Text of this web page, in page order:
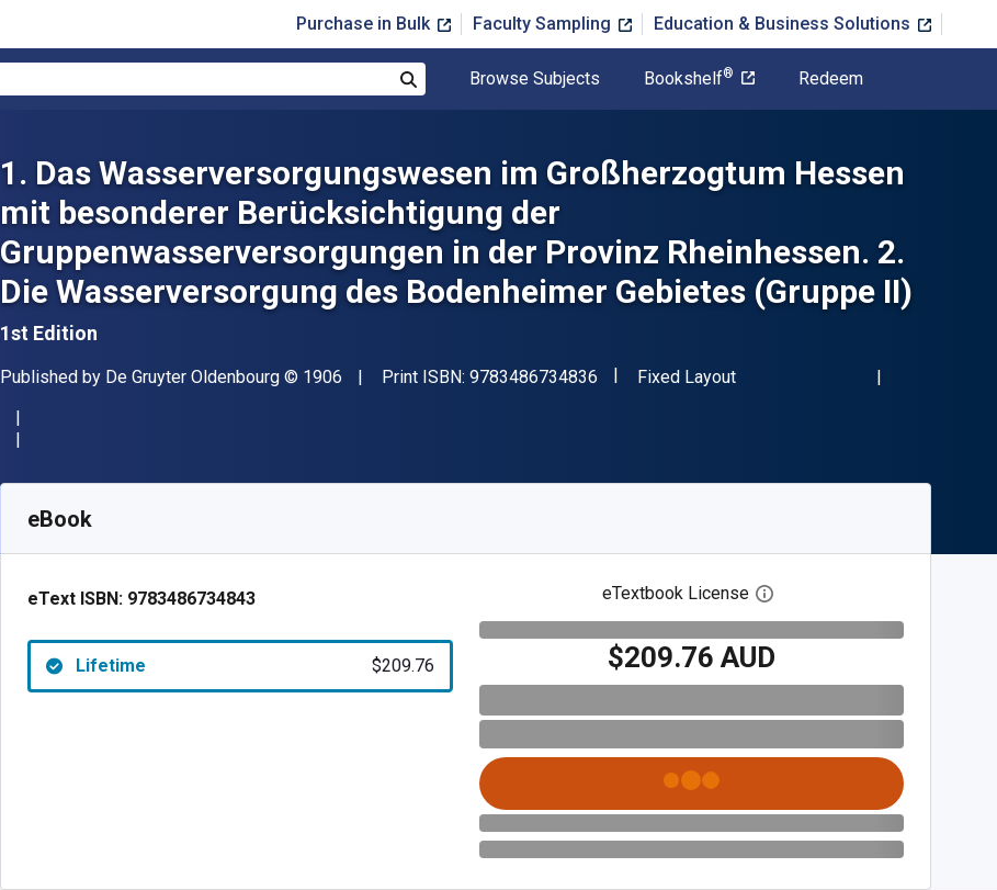
Purchase in Bulk Faculty Sampling Education & Business Solutions
Browse Subjects Bookshelf® Redeem
1. Das Wasserversorgungswesen im Großherzogtum Hessen
mit besonderer Berücksichtigung der
Gruppenwasserversorgungen in der Provinz Rheinhessen. 2.
Die Wasserversorgung des Bodenheimer Gebietes (Gruppe II)
1st Edition
Publisher
Published by De Gruyter Oldenbourg Copyright
© 1906 Print ISBN: 9783486734836 "ISBN-13 9783486734836"
Format
Fixed Layout
SKU:
eBook
eText ISBN: 9783486734843
Lifetime $209.76
eTextbook License Open digital license dialog
$209.76 AUD